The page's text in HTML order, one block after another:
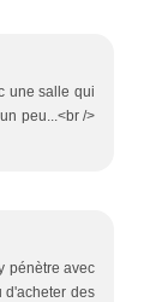
une salle qui
peu...<br />
pénètre avec
d'acheter des